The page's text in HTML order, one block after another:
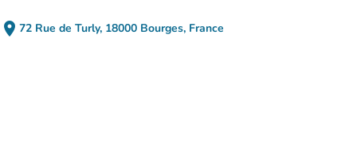
place 72 Rue de Turly, 18000 Bourges, France
(in Google Maps öffnen)
(new tab)